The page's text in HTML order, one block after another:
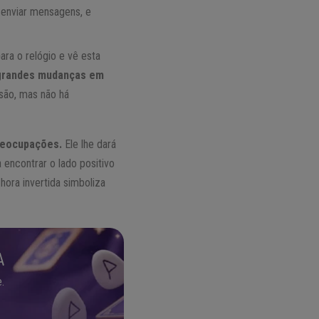
mensagens, e
o relógio e vê esta
mudanças em
mas não há
Ele lhe dará
encontrar o lado positivo
hora invertida simboliza